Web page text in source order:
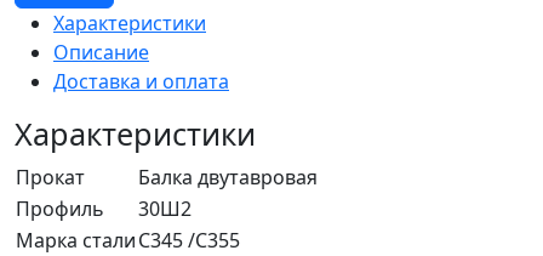
Характеристики
Описание
Доставка и оплата
Характеристики
Прокат
Балка двутавровая
Профиль
30Ш2
Марка сталиС345 /С355